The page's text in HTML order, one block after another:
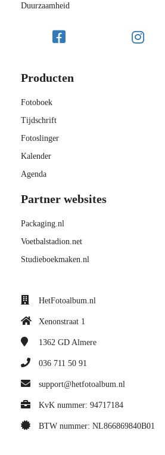
Duurzaamheid
Producten
Fotoboek
Tijdschrift
Fotoslinger
Kalender
Agenda
Partner websites
Packaging.nl
Voetbalstadion.net
Studieboekmaken.nl
HetFotoalbum.nl
Xenonstraat 1
1362 GD Almere
036 711 50 91
support@hetfotoalbum.nl
KvK nummer: 94717184
BTW nummer: NL866869840B01